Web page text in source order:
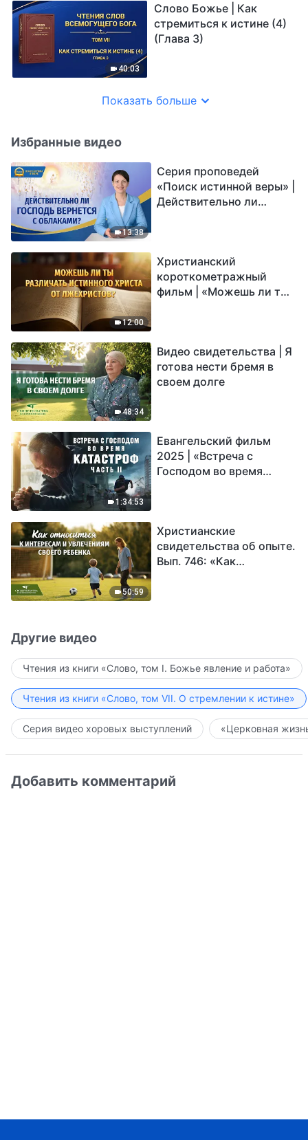
40:03
Слово Божье | Как
стремиться к истине (4)
(Глава 3)
Показать больше
Избранные видео
13:38
Серия проповедей
«Поиск истинной веры» |
Действительно ли
12:00
Христианский
короткометражный
фильм | «Можешь ли ты
48:34
Видео свидетельства | Я
готова нести бремя в
своем долге
1:34:53
Евангельский фильм
2025 | «Встреча с
Господом во время
обрести Божье
спасение?
50:59
Христианские
свидетельства об опыте.
Вып. 746: «Как
Другие видео
Чтения из книги «Слово, том I. Божье явление и работа»
Чтения из книги «Слово, том VII. О стремлении к истине»
Серия видео хоровых выступлений «Церковная
Добавить комментарий